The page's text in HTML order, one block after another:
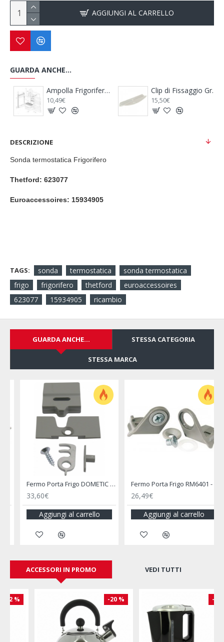
AGGIUNGI AL CARRELLO
GUARDA ANCHE...
Ampolla Frigorifero - THETFORD
10,49€
Clip di Fissaggio Griglia Frigorifero - THETFORD
15,50€
DESCRIZIONE
Sonda termostatica Frigorifero
Thetford: 623077
Euroaccessoires: 15934905
TAGS: sonda termostatica
sonda termostatica
frigo
frigorifero thetford
euroaccessoires
623077
15934905 ricambio
GUARDA ANCHE... STESSA CATEGORIA
STESSA MARCA
Fermo Porta Frigo DOMETIC RM7651 / 7655
33,60€
Aggiungi al carrello
Fermo Porta Frigo RM6401 - DOMETIC
26,49€
Aggiungi al carrello
ACCESSORI IN PROMO VEDI TUTTI
-20 %